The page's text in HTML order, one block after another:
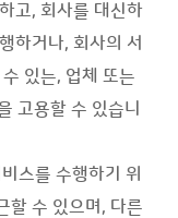
고, 회사를 대신하
하거나, 회사의 서
있는, 업체 또는
고용할 수 있습니
스를 수행하기 위
할 수 있으며, 다른